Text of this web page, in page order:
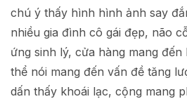
chú ý thấy hình hình ảnh say
nhiều gia đình cô gái đẹp, não
ứng sinh lý, cửa hàng mang
thể nói mang đến vấn đề tăng
dấn thấy khoái lạc, cộng mang